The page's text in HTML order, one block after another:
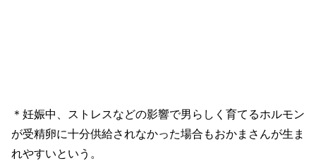
＊妊娠中、ストレスなどの影響で男らしく育てるホルモン
が受精卵に十分供給されなかった場合もおかまさんが生ま
れやすいという。